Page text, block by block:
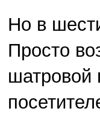
Но в
Просто
шатровой